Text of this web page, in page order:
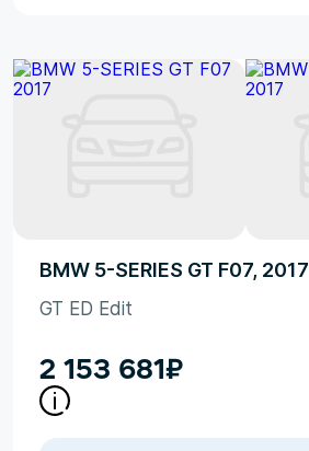
BMW 5-SERIES GT F07, 2017
GT ED Edit
2 153 681₽